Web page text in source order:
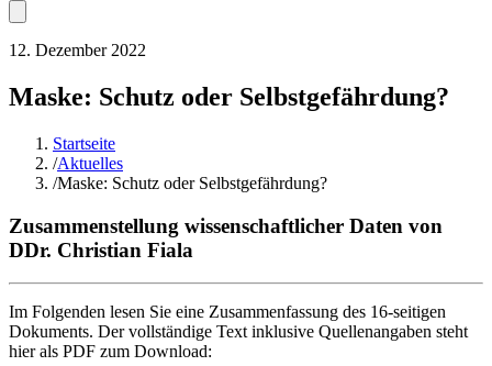
12. Dezember 2022
Maske: Schutz oder Selbstgefährdung?
Startseite
/Aktuelles
/Maske: Schutz oder Selbstgefährdung?
Zusammenstellung wissenschaftlicher Daten von
DDr. Christian Fiala
Im Folgenden lesen Sie eine Zusammenfassung des 16-seitigen
Dokuments. Der vollständige Text inklusive Quellenangaben steht
hier als PDF zum Download: